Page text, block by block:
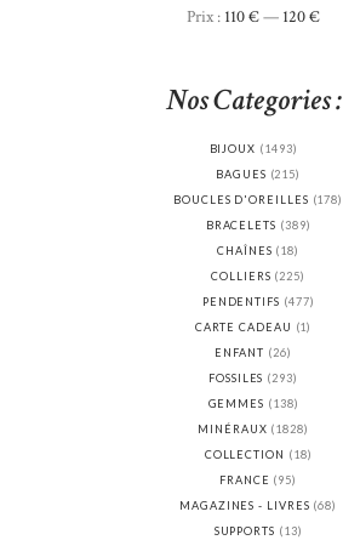
Prix
Prix
Prix : 110 €— 120 €
Nos Categories :
BIJOUX (1493)
BAGUES (215)
BOUCLES D'OREILLES (178)
BRACELETS (389)
CHAÎNES (18)
COLLIERS (225)
PENDENTIFS (477)
CARTE CADEAU (1)
ENFANT (26)
FOSSILES (293)
GEMMES (138)
MINÉRAUX (1828)
COLLECTION (18)
FRANCE (95)
MAGAZINES - LIVRES (68)
SUPPORTS (13)